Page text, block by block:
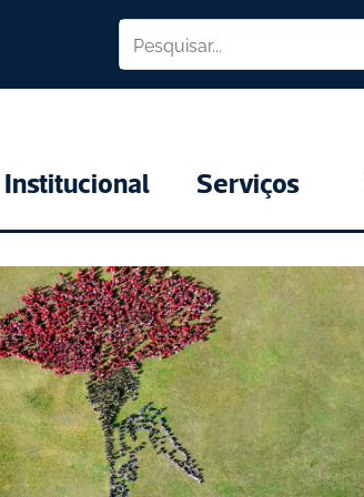
Institucional Serviços